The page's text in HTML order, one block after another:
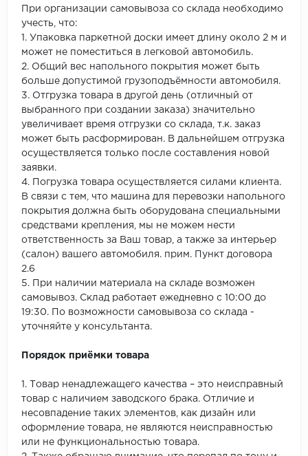
При организации самовывоза со склада необходимо
учесть, что:
1. Упаковка паркетной доски имеет длину около 2 м и
может не поместиться в легковой автомобиль.
2. Общий вес напольного покрытия может быть
больше допустимой грузоподъёмности автомобиля.
3. Отгрузка товара в другой день (отличный от
выбранного при создании заказа) значительно
увеличивает время отгрузки со склада, т.к. заказ
может быть расформирован. В дальнейшем отгрузка
осуществляется только после составления новой
заявки.
4. Погрузка товара осуществляется силами клиента.
В связи с тем, что машина для перевозки напольного
покрытия должна быть оборудована специальными
средствами крепления, мы не можем нести
ответственность за Ваш товар, а также за интерьер
(салон) вашего автомобиля. прим. Пункт договора
2.6
5. При наличии материала на складе возможен
самовывоз. Склад работает ежедневно с 10:00 до
19:30. По возможности самовывоза со склада -
уточняйте у консультанта.
Порядок приёмки товара
1. Товар ненадлежащего качества – это неисправный
товар с наличием заводского брака. Отличие и
несовпадение таких элементов, как дизайн или
оформление товара, не являются неисправностью
или не функциональностью товара.